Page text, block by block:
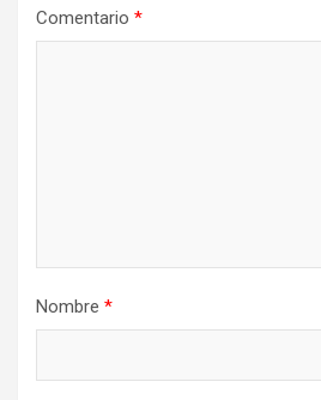
Comentario *
Nombre *